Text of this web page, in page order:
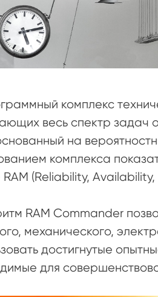
комплекс
весь спектр задач
на
комплекса
(Reliability,
RAM Commander
механического,
достигнутые
для